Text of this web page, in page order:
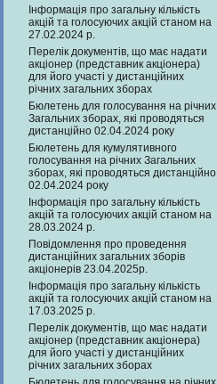
Інформація про загальну кількість
акцій та голосуючих акцій станом на
27.02.2024 р.
Перелік документів, що має надати
акціонер (представник акціонера)
для його участі у дистанційних
річних загальних зборах
Бюлетень для голосування на річних
Загальних зборах, які проводяться
дистанційно 02.04.2024 року
Бюлетень для кумулятивного
голосування на річних Загальних
зборах, які проводяться дистанційно
02.04.2024 року
Інформація про загальну кількість
акцій та голосуючих акцій станом на
28.03.2024 р.
Повідомлення про проведення
дистанційних загальних зборів
акціонерів 23.04.2025р.
Інформація про загальну кількість
акцій та голосуючих акцій станом на
17.03.2025 р.
Перелік документів, що має надати
акціонер (представник акціонера)
для його участі у дистанційних
річних загальних зборах